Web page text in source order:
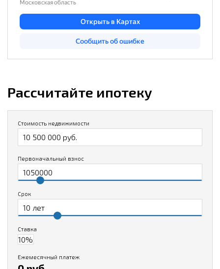
Рассчитайте ипотеку
Стоимость недвижимости
Первоначальный взнос
Срок
Ставка
Ежемесячный платеж